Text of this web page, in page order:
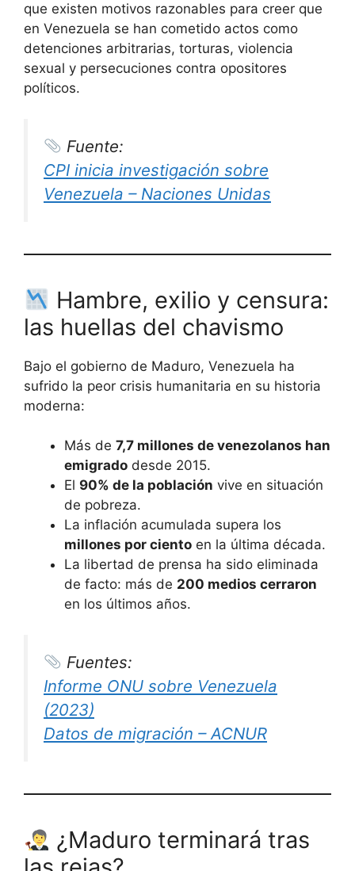
que existen motivos razonables para creer que
en Venezuela se han cometido actos como
detenciones arbitrarias, torturas, violencia
sexual y persecuciones contra opositores
políticos.
Fuente:
CPI inicia investigación sobre
Venezuela – Naciones Unidas
Hambre, exilio y censura:
las huellas del chavismo
Bajo el gobierno de Maduro, Venezuela ha
sufrido la peor crisis humanitaria en su historia
moderna:
Más de 7,7 millones de venezolanos han
emigrado desde 2015.
El 90% de la población vive en situación
de pobreza.
La inflación acumulada supera los
millones por ciento en la última década.
La libertad de prensa ha sido eliminada
de facto: más de 200 medios cerraron
en los últimos años.
Fuentes:
Informe ONU sobre Venezuela
(2023)
Datos de migración – ACNUR
¿Maduro terminará tras